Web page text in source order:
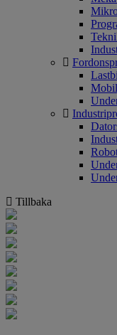
Tillbaka